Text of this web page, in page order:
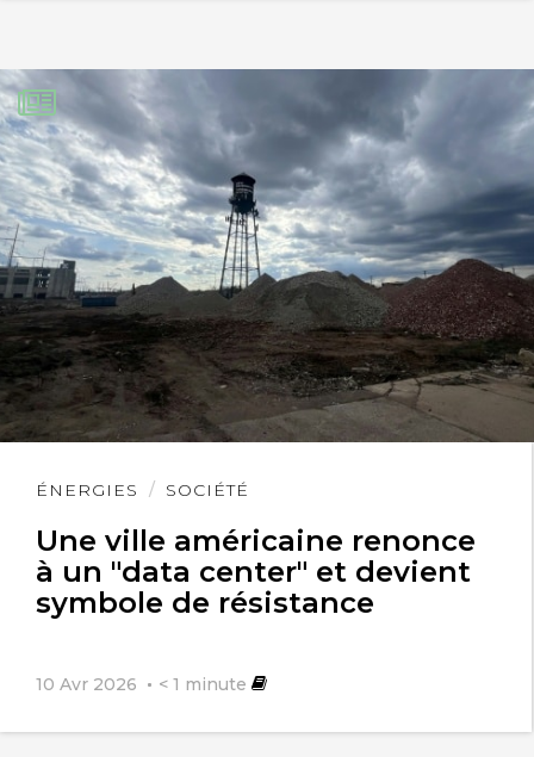
ÉNERGIES SOCIÉTÉ
Une ville américaine renonce
à un "data center" et devient
symbole de résistance
10 Avr 2026 < 1 minute
Lire